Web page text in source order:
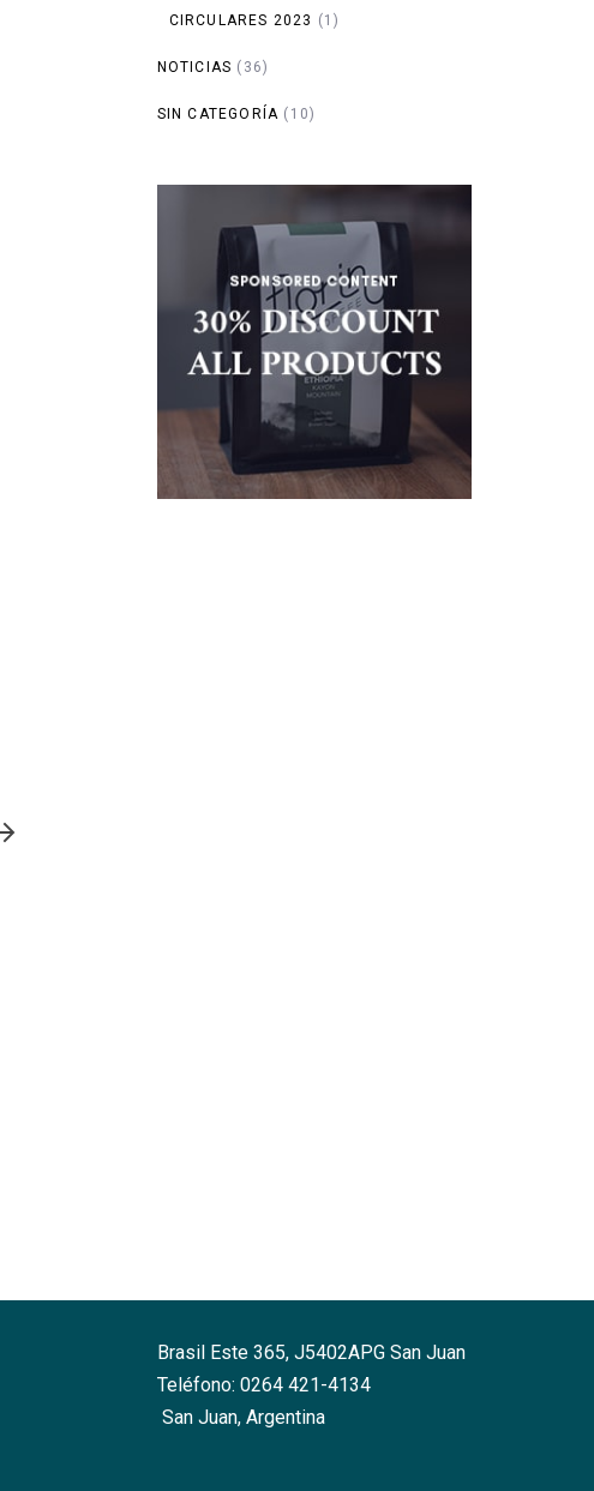
CIRCULARES 2023 (1)
NOTICIAS (36)
SIN CATEGORÍA (10)
Brasil Este 365, J5402APG San Juan
Teléfono: 0264 421-4134
San Juan, Argentina